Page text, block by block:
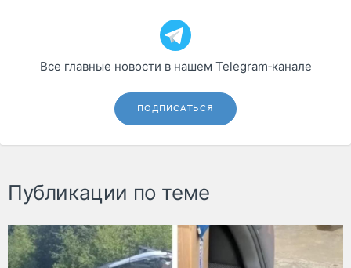
Все главные новости в нашем Telegram‑канале
ПОДПИСАТЬСЯ
Публикации по теме